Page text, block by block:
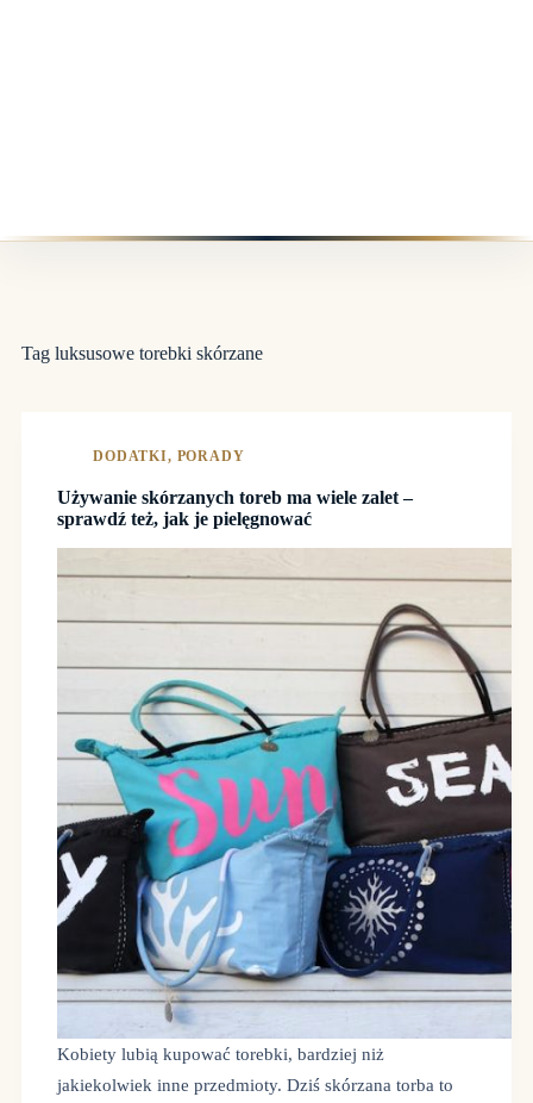
Tag luksusowe torebki skórzane
DODATKI, PORADY
Używanie skórzanych toreb ma wiele zalet –
sprawdź też, jak je pielęgnować
Kobiety lubią kupować torebki, bardziej niż
jakiekolwiek inne przedmioty. Dziś skórzana torba to